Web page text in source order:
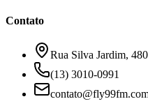
Contato
Rua Silva Jardim,
(13) 3010-0991